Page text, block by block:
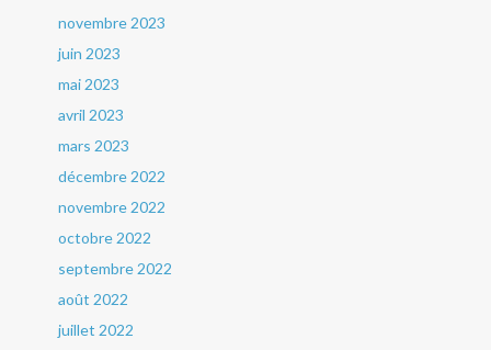
novembre 2023
juin 2023
mai 2023
avril 2023
mars 2023
décembre 2022
novembre 2022
octobre 2022
septembre 2022
août 2022
juillet 2022